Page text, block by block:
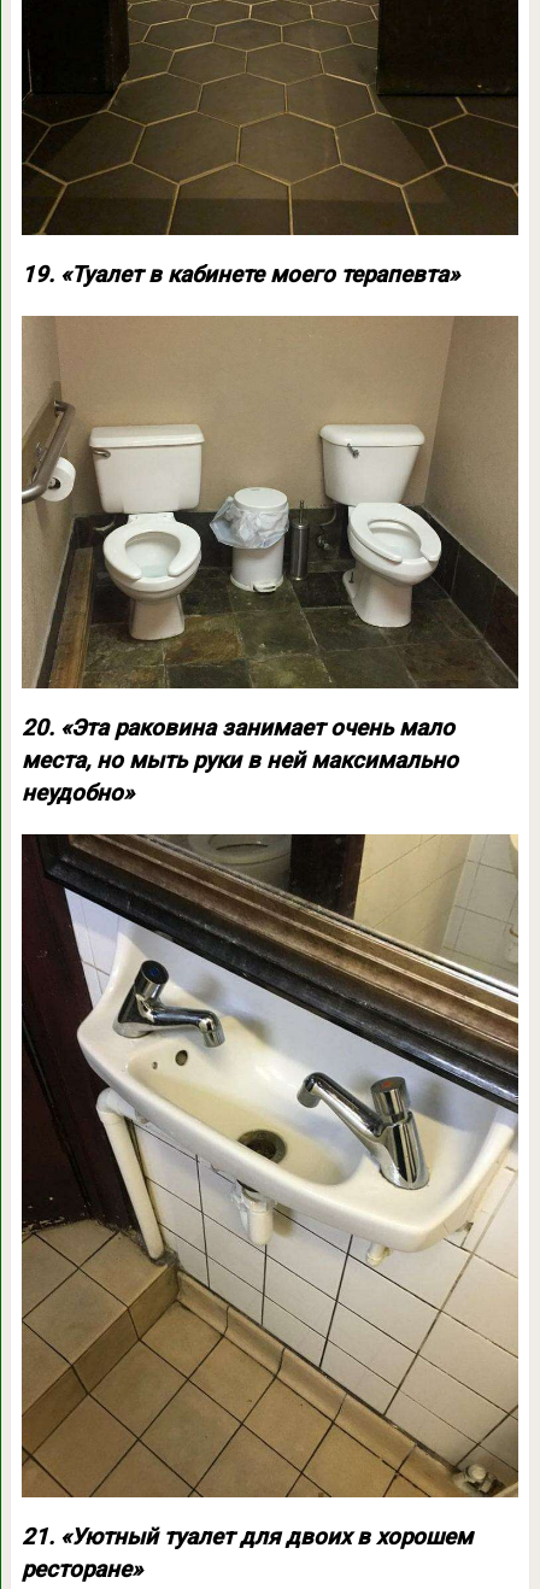
19. «Туалет в кабинете моего терапевта»
20. «Эта раковина занимает очень мало
места, но мыть руки в ней максимально
неудобно»
21. «Уютный туалет для двоих в хорошем
ресторане»